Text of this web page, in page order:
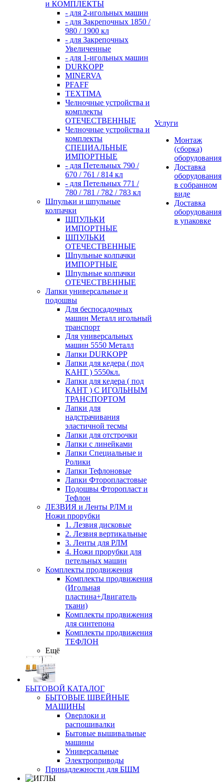
и КОМПЛЕКТЫ
- для 2-игольных машин
- для Закрепочных 1850 /
980 / 1900 кл
- для Закрепочных
Увеличенные
- для 1-игольных машин
DURKOPP
MINERVA
PFAFF
TEXTIMA
Челночные устройства и
комплекты
ОТЕЧЕСТВЕННЫЕ
Челночные устройства и
комплекты
СПЕЦИАЛЬНЫЕ
ИМПОРТНЫЕ
- для Петельных 790 /
670 / 761 / 814 кл
- для Петельных 771 /
780 / 781 / 782 / 783 кл
Шпульки и шпульные
колпачки
ШПУЛЬКИ
ИМПОРТНЫЕ
ШПУЛЬКИ
ОТЕЧЕСТВЕННЫЕ
Шпульные колпачки
ИМПОРТНЫЕ
Шпульные колпачки
ОТЕЧЕСТВЕННЫЕ
Лапки универсальные и
подошвы
Для беспосадочных
машин Металл игольный
транспорт
Для универсальных
машин 5550 Металл
Лапки DURKOPP
Лапки для кедера ( под
КАНТ ) 5550кл.
Лапки для кедера ( под
КАНТ ) С ИГОЛЬНЫМ
ТРАНСПОРТОМ
Лапки для
надстрачивания
эластичной тесмы
Лапки для отстрочки
Лапки с линейками
Лапки Специальные и
Ролики
Лапки Тефлоновые
Лапки Фторопластовые
Подошвы Фторопласт и
Тефлон
ЛЕЗВИЯ и Ленты РЛМ и
Ножи прорубки
1. Лезвия дисковые
2. Лезвия вертикальные
3. Ленты для РЛМ
4. Ножи прорубки для
петельных машин
Комплекты продвижения
Комплекты продвижения
(Игольная
пластина+Двигатель
ткани)
Комплекты продвижения
для синтепона
Комплекты продвижения
ТЕФЛОН
Ещё
БЫТОВОЙ КАТАЛОГ
БЫТОВЫЕ ШВЕЙНЫЕ
МАШИНЫ
Оверлоки и
распошивалки
Бытовые вышивальные
машины
Универсальные
Электроприводы
Принадлежности для БШМ
Услуги
Монтаж
(сборка)
оборудования
Доставка
оборудования
в собранном
виде
Доставка
оборудования
в упаковке